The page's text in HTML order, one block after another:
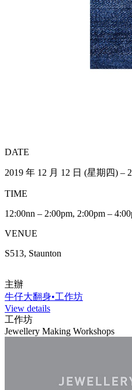
DATE
2019 年 12 月 12 日 (星期四) –
TIME
12:00nn – 2:00pm, 2:00pm –
VENUE
S513, Staunton
主辦
牛仔大翻身•工作坊
View details
工作坊
Jewellery Making Workshops